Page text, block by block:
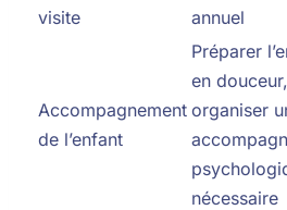
visite
annuel
Accompagnement
de l’enfant
Préparer
en douceur,
organiser
nécessaire